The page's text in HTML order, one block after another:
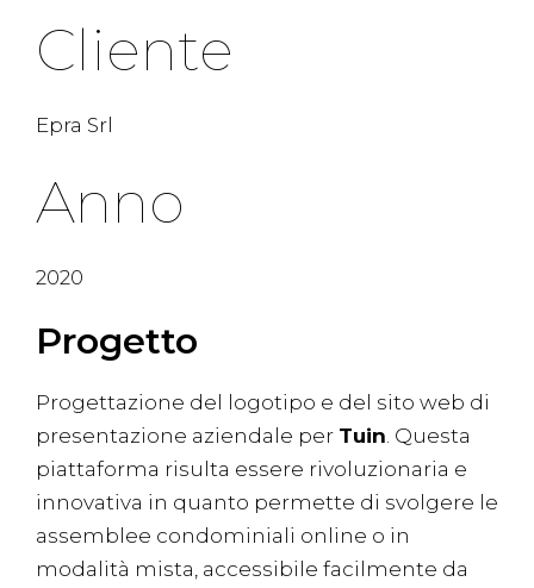
Cliente
Epra Srl
Anno
2020
Progetto
Progettazione del logotipo e del sito web di
presentazione aziendale per Tuin . Questa
piattaforma risulta essere rivoluzionaria e
innovativa in quanto permette di svolgere le
assemblee condominiali online o in
modalità mista, accessibile facilmente da